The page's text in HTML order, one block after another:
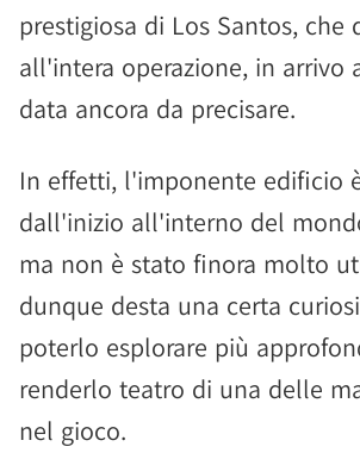
prestigiosa di Los Santos, che
all'intera operazione, in arrivo
data ancora da precisare.
In effetti, l'imponente edificio
dall'inizio all'interno del
ma non è stato finora molto
dunque desta una certa
poterlo esplorare più
renderlo teatro di una delle
nel gioco.